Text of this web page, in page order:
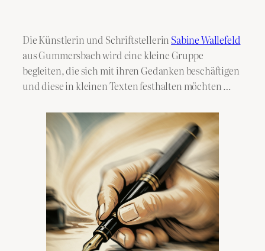
Die Künstlerin und Schriftstellerin Sabine Wallefeld
aus Gummersbach wird eine kleine Gruppe
begleiten, die sich mit ihren Gedanken beschäftigen
und diese in kleinen Texten festhalten möchten …